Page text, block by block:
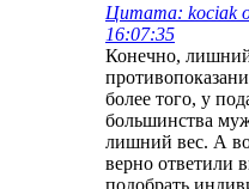
Цитата: kociak
16:07:35
Конечно, лишний
более того, у
большинства
лишний вес. А
верно ответили
подобрать